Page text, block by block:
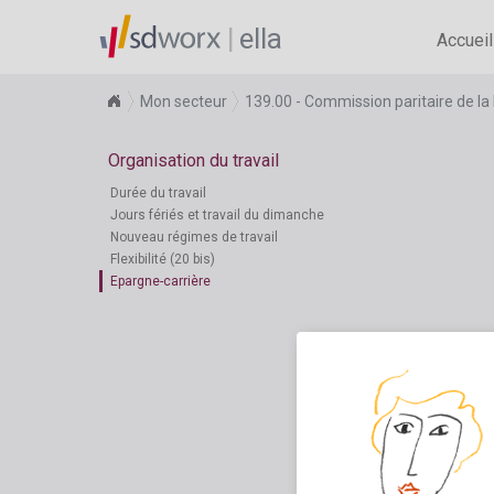
ella Accueil
Mon secteur 139.00 - Commission paritaire de la
Organisation du travail
Durée du travail
Jours fériés et travail du dimanche
Nouveau régimes de travail
Flexibilité (20 bis)
Epargne-carrière